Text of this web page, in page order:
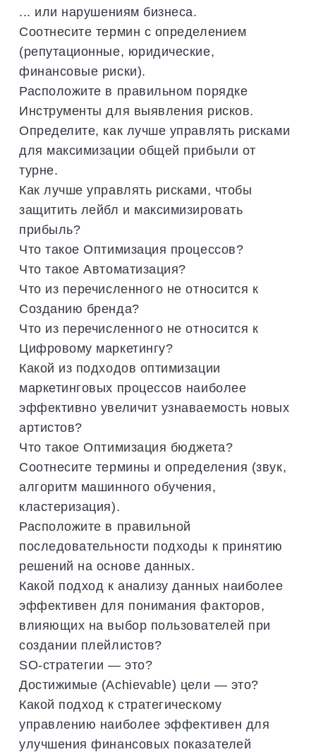
... или нарушениям бизнеса.
Соотнесите термин с определением
(репутационные, юридические,
финансовые риски).
Расположите в правильном порядке
Инструменты для выявления рисков.
Определите, как лучше управлять рисками
для максимизации общей прибыли от
турне.
Как лучше управлять рисками, чтобы
защитить лейбл и максимизировать
прибыль?
Что такое Оптимизация процессов?
Что такое Автоматизация?
Что из перечисленного не относится к
Созданию бренда?
Что из перечисленного не относится к
Цифровому маркетингу?
Какой из подходов оптимизации
маркетинговых процессов наиболее
эффективно увеличит узнаваемость новых
артистов?
Что такое Оптимизация бюджета?
Соотнесите термины и определения (звук,
алгоритм машинного обучения,
кластеризация).
Расположите в правильной
последовательности подходы к принятию
решений на основе данных.
Какой подход к анализу данных наиболее
эффективен для понимания факторов,
влияющих на выбор пользователей при
создании плейлистов?
SO-стратегии — это?
Достижимые (Achievable) цели — это?
Какой подход к стратегическому
управлению наиболее эффективен для
улучшения финансовых показателей